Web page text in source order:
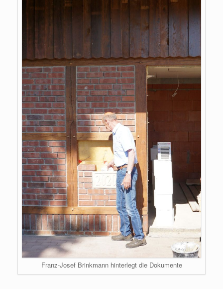
Franz-Josef Brinkmann hinterlegt die Dokumente